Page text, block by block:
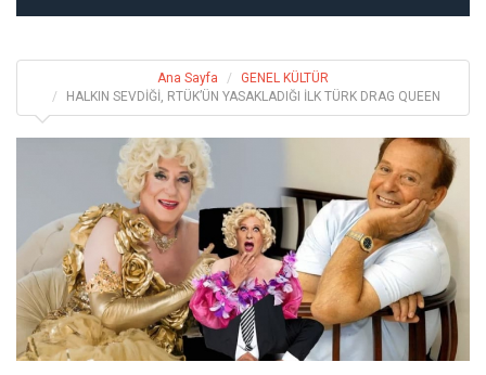
Ana Sayfa
GENEL KÜLTÜR
HALKIN SEVDİĞİ, RTÜK’ÜN YASAKLADIĞI İLK TÜRK DRAG QUEEN